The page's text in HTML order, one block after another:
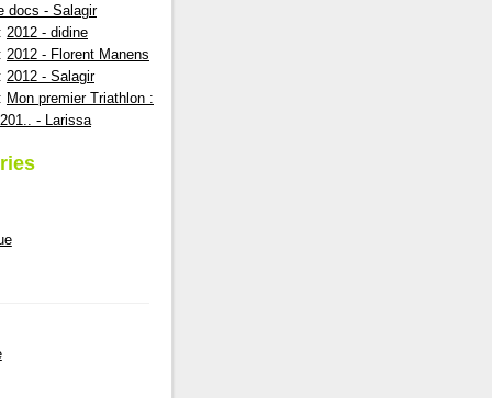
docs - Salagir
2012 - didine
2012 - Florent Manens
2012 - Salagir
Mon premier Triathlon :
- Larissa